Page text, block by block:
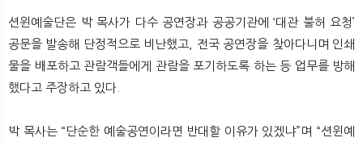
션윈예술단은 박 목사가 다수 공연장과 공공기관에 ‘대관 불허 요청’
공문을 발송해 단정적으로 비난했고, 전국 공연장을 찾아다니며 인쇄
물을 배포하고 관람객들에게 관람을 포기하도록 하는 등 업무를 방해
했다고 주장하고 있다.
박 목사는 “단순한 예술공연이라면 반대할 이유가 있겠냐”며 “션윈예